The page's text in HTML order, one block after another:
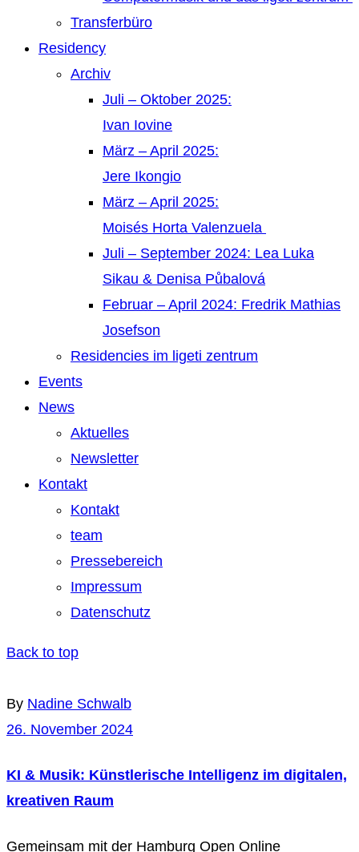
Transferbüro
Residency
Archiv
Juli – Oktober 2025:
Ivan Iovine
März – April 2025:
Jere Ikongio
März – April 2025:
Moisés Horta Valenzuela
Juli – September 2024: Lea Luka
Sikau & Denisa Půbalová
Februar – April 2024: Fredrik Mathias
Josefson
Residencies im ligeti zentrum
Events
News
Aktuelles
Newsletter
Kontakt
Kontakt
team
Pressebereich
Impressum
Datenschutz
Back to top
By Nadine Schwalb
26. November 2024
KI & Musik: Künstlerische Intelligenz im digitalen,
kreativen Raum
Gemeinsam mit der Hamburg Open Online